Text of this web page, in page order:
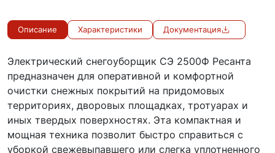
Описание Характеристики Документация
Электрический снегоуборщик СЭ 2500Ф Ресанта
предназначен для оперативной и комфортной
очистки снежных покрытий на придомовых
территориях, дворовых площадках, тротуарах и
иных твердых поверхностях. Эта компактная и
мощная техника позволит быстро справиться с
уборкой свежевыпавшего или слегка уплотненного